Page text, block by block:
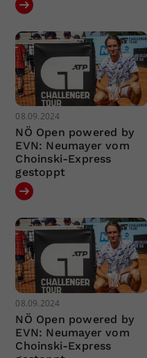
08.09.2024
NÖ Open powered by
EVN: Neumayer vom
Choinski-Express
gestoppt
08.09.2024
NÖ Open powered by
EVN: Neumayer vom
Choinski-Express